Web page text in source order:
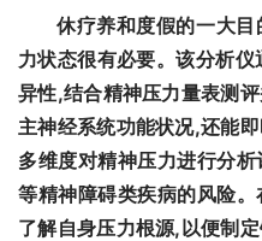
休疗养和度假的一大
力状态很有必要。该分析
异性,结合精神压力量表测
主神经系统功能状况,还能
多维度对精神压力进行分
等精神障碍类疾病的风险
了解自身压力根源,以便制